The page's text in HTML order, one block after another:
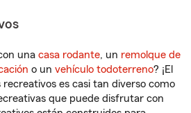
una casa rodante, un remolque de
o un vehículo todoterreno? ¡El
es casi tan diverso como
que puede disfrutar con